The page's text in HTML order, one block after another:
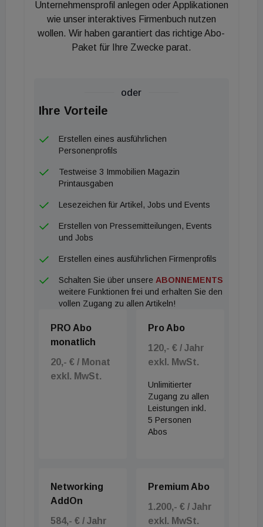
Huber. ##Schnelleres Bauen Ein weiterer Vorteil ist
auch, dass schneller gebaut werden kann.
"Aufgrund der vorgefertigten Wandelemente
der Fertigstellung wird bereits im kommenden
Frühjahr gerechnet. Der Planungsaufwand ist bei
einem Holzbau laut Huber aber höher als bei einem
Massivbau. Preislich kann ein Holzbauprojekt damit
noch nicht mit seinem Pendant aus Beton
mithalten, auch weil die Stückzahl der
"Wenn den Baustoff Holz mehr eingesetzt wird,
Huber. ##Modulbauweise Auch das Dornbirner
Unternehmen Zima hat sich intensiv mit dem
Holzbau beschäftigt und den Ansatz purlivin aus der
Raummodule aus Massivholz werden dabei nach
dem Prinzip "Plug & Play" zu Wohneinheiten
kombiniert. Dies ermöglicht eine kurze Bauzeit und
reduziert Immissionen vor Ort auf ein Minimum.
Zudem sind die Wohneinheiten, beinahe zu 100
Prozent wiederverwertbar. "Wir gehen davon aus,
dass sich der Wohnbau insgesamt in den nächsten
schneller zu werden und dabei die Qualität für die
Bewohner weiter zu erhöhen. purelivin ist unsere
Unternehmensprofil anlegen oder Applikationen
wie unser interaktives Firmenbuch nutzen
wollen. Wir haben garantiert das richtige Abo-
Paket für Ihre Zwecke parat.
oder
Ihre Vorteile
Erstellen eines ausführlichen
Personenprofils
Testweise 3 Immobilien Magazin
Printausgaben
Lesezeichen für Artikel, Jobs und Events
Erstellen von Pressemitteilungen, Events
und Jobs
Erstellen eines ausführlichen Firmenprofils
Schalten Sie über unsere ABONNEMENTS
weitere Funktionen frei und erhalten Sie den
vollen Zugang zu allen Artikeln!
PRO Abo
monatlich
20,- € / Monat
exkl. MwSt.
Pro Abo
120,- € / Jahr
exkl. MwSt.
Unlimitierter
Zugang zu allen
Leistungen inkl.
5 Personen
Abos
Networking
AddOn
584,- € / Jahr
Premium Abo
1.200,- € / Jahr
exkl. MwSt.